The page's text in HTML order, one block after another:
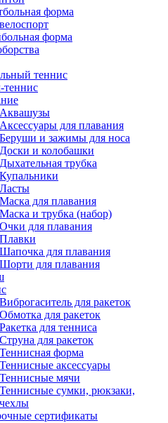
форма
форма
теннис
теннис
Аквашузы
Аксессуары для плавания
Беруши и зажимы для носа
Доски и колобашки
Дыхательная трубка
Купальники
Ласты
Маска для плавания
Маска и трубка (набор)
Очки для плавания
Плавки
Шапочка для плавания
Шорти для плавания
Виброгаситель для ракеток
Обмотка для ракеток
Ракетка для тенниса
Струна для ракеток
Теннисная форма
Теннисные аксессуары
Теннисные мячи
Теннисные сумки, рюкзаки,
чехлы
сертификаты